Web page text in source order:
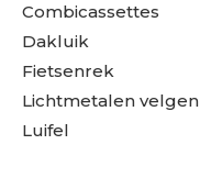
Combicassettes
Dakluik
Fietsenrek
Lichtmetalen velgen
Luifel